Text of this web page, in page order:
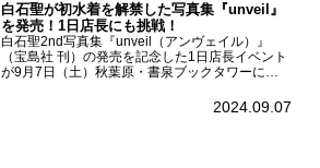
白石聖が初水着を解禁した写真集『unveil』
を発売！1日店長にも挑戦！
白石聖2nd写真集『unveil（アンヴェイル）』
（宝島社 刊）の発売を記念した1日店長イベント
が9月7日（土）秋葉原・書泉ブックタワーにて
を記念し1日店長イベントを開催した本写真集は
2024.09.07